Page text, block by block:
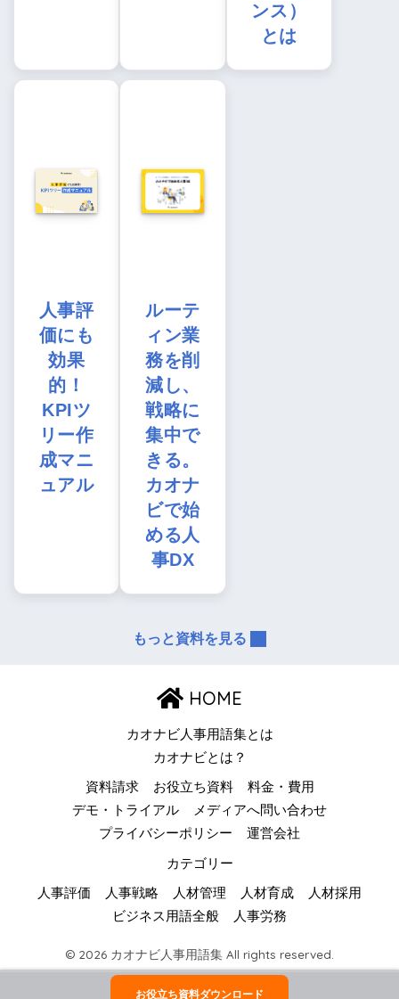
ンス）
とは
人事評
価にも
効果
的！
KPIツ
リー作
成マニ
ュアル
ルーテ
ィン業
務を削
減し、
戦略に
集中で
きる。
カオナ
ビで始
める人
事DX
もっと資料を見る
HOME
カオナビ人事用語集とは
カオナビとは？
資料請求 お役立ち資料
料金・費用
デモ・トライアル
メディアへ問い合わせ
プライバシーポリシー
運営会社
カテゴリー
人事評価 人事戦略 人材管理 人材育成
人材採用
ビジネス用語全般
人事労務
© 2026 カオナビ人事用語集 All rights reserved.
お役立ち資料ダウンロード